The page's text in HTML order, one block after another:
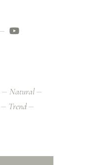
Natural
Trend